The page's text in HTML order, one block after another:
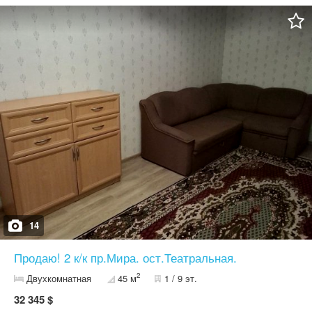
лоджия застеклены. Имеются все счётчики, бойлер, трубы
заменены. ОСББ. В доме заменены водопроводные трубы и
электропроводка.
14
Продаю! 2 к/к пр.Мира. ост.Театральная.
Двухкомнатная 45 м2 1 / 9 эт.
32 345 $